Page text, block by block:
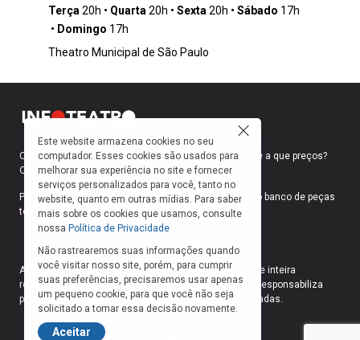
como o balé, o jumpstyle e as danças urbanas
e populares. A proposta investiga de maneira
entre corpos, contextos e manifestações
Nesse cenário, o movimento do elenco vai
além da técnica, atuando como matéria para
explorar e compreender as interações do
corpo com o ambiente.
Terça 20h Quarta 20h Sexta 20h Sábado 17h
Domingo 17h
Theatro Municipal de São Paulo
Como faço para ir ao teatro? Onde compro ingressos e a que preços?
Quais peças estão em cartaz?
Para responder a essas e outras perguntas, criamos o banco de peças
teatrais do INFOTEATRO.
As informações das peças cadastradas no site são de inteira
responsabilidade das produções. O Infoteatro não se responsabiliza
pela atualização das informações das peças cadastradas.
Este website armazena cookies no seu
computador. Esses cookies são usados para
melhorar sua experiência no site e fornecer
serviços personalizados para você, tanto no
website, quanto em outras mídias. Para saber
mais sobre os cookies que usamos, consulte
nossa Política de Privacidade
Não rastrearemos suas informações quando
você visitar nosso site, porém, para cumprir
suas preferências, precisaremos usar apenas
um pequeno cookie, para que você não seja
solicitado a tomar essa decisão novamente.
Aceitar